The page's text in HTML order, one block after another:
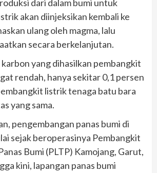
dari dalam bumi untuk
akan diinjeksikan kembali ke
ulang oleh magma, lalu
secara berkelanjutan.
karbon yang dihasilkan pembangkit
rendah, hanya sekitar 0,1 persen
listrik tenaga batu bara
yang sama.
pengembangan panas bumi di
sejak beroperasinya Pembangkit
Bumi (PLTP) Kamojang, Garut,
kini, lapangan panas bumi